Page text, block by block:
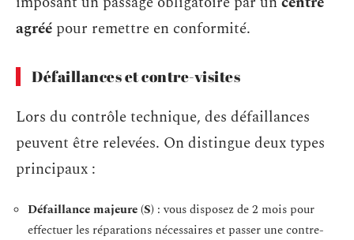
agréé pour remettre en conformité.
Défaillances et contre-visites
Lors du contrôle technique, des défaillances
peuvent être relevées. On distingue deux types
principaux :
Défaillance majeure (S) : vous disposez de 2 mois pour
effectuer les réparations nécessaires et passer une contre-